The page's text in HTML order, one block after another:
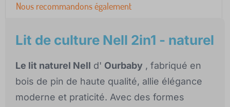
Nous recommandons également
Lit de culture Nell 2in1 - naturel
Le lit naturel Nell d' Ourbaby , fabriqué en
bois de pin de haute qualité, allie élégance
moderne et praticité. Avec des formes